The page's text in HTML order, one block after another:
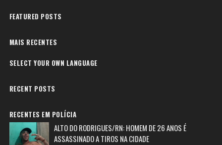
FEATURED POSTS
MAIS RECENTES
SELECT YOUR OWN LANGUAGE
RECENT POSTS
RECENTES EM POLÍCIA
ALTO DO RODRIGUES/RN: HOMEM DE 26 ANOS É
ASSASSINADO A TIROS NA CIDADE